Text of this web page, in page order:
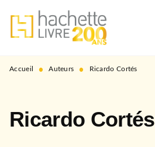
MENU RECHERCHE
PIED DE PAGE
Accueil • Auteurs • Ricardo Cortés
Ricardo Cortés